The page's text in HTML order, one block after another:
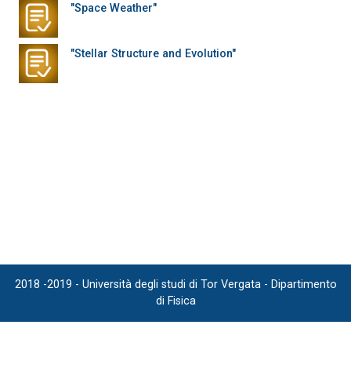
"Space Weather"
"Stellar Structure and Evolution"
2018 -2019 - Università degli studi di Tor Vergata - Dipartimento
di Fisica